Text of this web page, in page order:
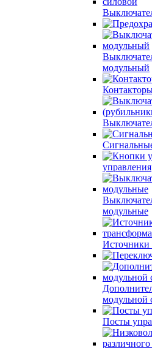
модульный
управления
модульные
Источники
модульной
Посты